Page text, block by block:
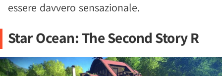
essere davvero sensazionale.
Star Ocean: The Second Story R